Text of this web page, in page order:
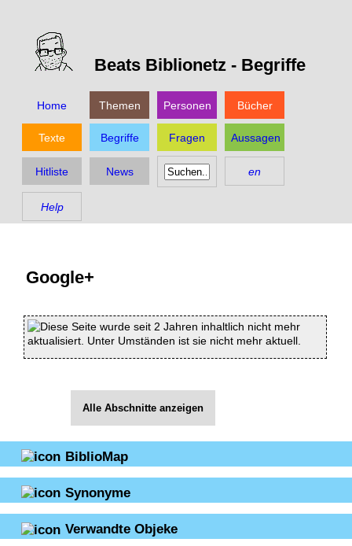
Beats Biblionetz - Begriffe
Home Themen Personen Bücher
Texte Begriffe Fragen Aussagen
Hitliste News en
Help
Google+
Diese Seite wurde seit 2 Jahren inhaltlich nicht mehr
aktualisiert. Unter Umständen ist sie nicht mehr aktuell.
Alle Abschnitte anzeigen
BiblioMap
Synonyme
Verwandte Objeke